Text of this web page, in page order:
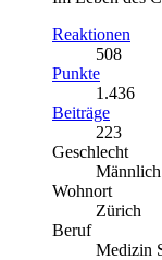
Reaktionen
508
Punkte
1.436
Beiträge
223
Geschlecht
Männlich
Wohnort
Zürich
Beruf
Medizin